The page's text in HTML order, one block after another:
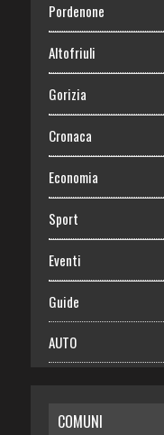
Pordenone
Altofriuli
Gorizia
Cronaca
Economia
Sport
Eventi
Guide
AUTO
RISPARMIO
COMUNI